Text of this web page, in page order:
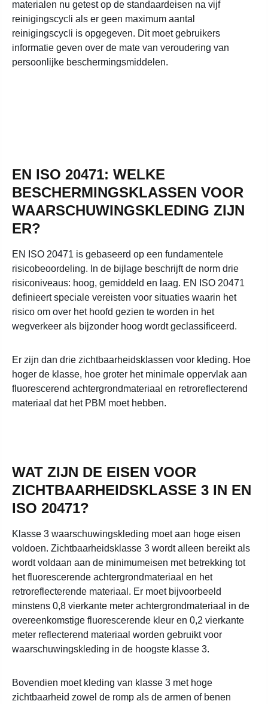
materialen nu getest op de standaardeisen na vijf
reinigingscycli als er geen maximum aantal
reinigingscycli is opgegeven. Dit moet gebruikers
informatie geven over de mate van veroudering van
persoonlijke beschermingsmiddelen.
EN ISO 20471: WELKE
BESCHERMINGSKLASSEN VOOR
WAARSCHUWINGSKLEDING ZIJN
ER?
EN ISO 20471 is gebaseerd op een fundamentele
risicobeoordeling. In de bijlage beschrijft de norm drie
risiconiveaus: hoog, gemiddeld en laag. EN ISO 20471
definieert speciale vereisten voor situaties waarin het
risico om over het hoofd gezien te worden in het
wegverkeer als bijzonder hoog wordt geclassificeerd.
Er zijn dan drie zichtbaarheidsklassen voor kleding. Hoe
hoger de klasse, hoe groter het minimale oppervlak aan
fluorescerend achtergrondmateriaal en retroreflecterend
materiaal dat het PBM moet hebben.
WAT ZIJN DE EISEN VOOR
ZICHTBAARHEIDSKLASSE 3 IN EN
ISO 20471?
Klasse 3 waarschuwingskleding moet aan hoge eisen
voldoen. Zichtbaarheidsklasse 3 wordt alleen bereikt als
wordt voldaan aan de minimumeisen met betrekking tot
het fluorescerende achtergrondmateriaal en het
retroreflecterende materiaal. Er moet bijvoorbeeld
minstens 0,8 vierkante meter achtergrondmateriaal in de
overeenkomstige fluorescerende kleur en 0,2 vierkante
meter reflecterend materiaal worden gebruikt voor
waarschuwingskleding in de hoogste klasse 3.
Bovendien moet kleding van klasse 3 met hoge
zichtbaarheid zowel de romp als de armen of benen